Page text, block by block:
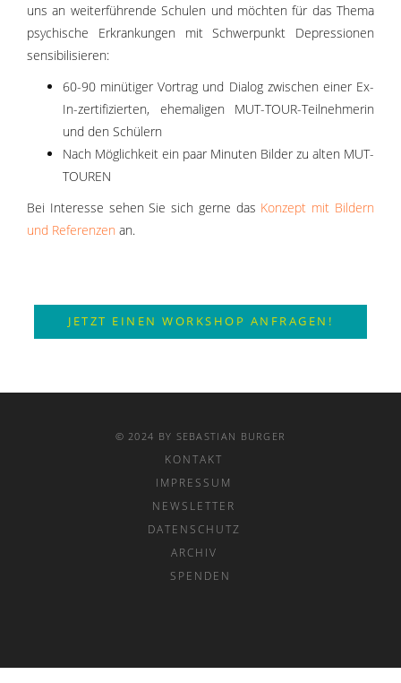
uns an weiterführende Schulen und möchten für das Thema
psychische Erkrankungen mit Schwerpunkt Depressionen
sensibilisieren:
60-90 minütiger Vortrag und Dialog zwischen einer Ex-
In-zertifizierten, ehemaligen MUT-TOUR-Teilnehmerin
und den Schülern
Nach Möglichkeit ein paar Minuten Bilder zu alten MUT-
TOUREN
Bei Interesse sehen Sie sich gerne das Konzept mit Bildern
und Referenzen an.
JETZT EINEN WORKSHOP ANFRAGEN!
© 2024 BY SEBASTIAN BURGER
KONTAKT
IMPRESSUM
NEWSLETTER
DATENSCHUTZ
ARCHIV
SPENDEN